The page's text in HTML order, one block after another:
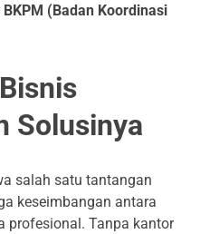
BKPM (Badan Koordinasi
Solusinya
salah satu tantangan
keseimbangan antara
profesional. Tanpa kantor